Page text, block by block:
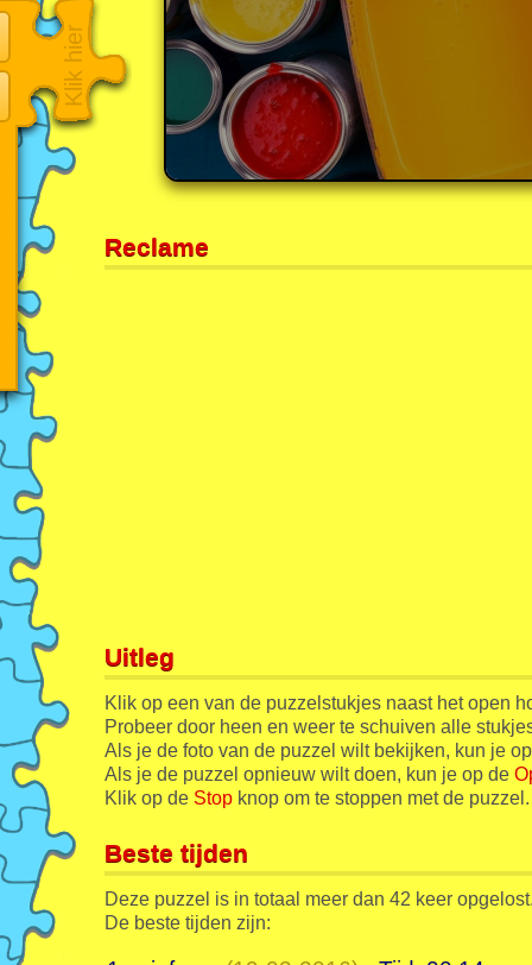
Klik hier
Reclame
Uitleg
Klik op een van de puzzelstukjes naast het open
Probeer door heen en weer te schuiven alle
Als je de foto van de puzzel wilt bekijken, kun je
Als je de puzzel opnieuw wilt doen, kun je op de
Klik op de Stop knop om te stoppen met de puzzel.
Beste tijden
Deze puzzel is in totaal meer dan 42 keer
De beste tijden zijn: